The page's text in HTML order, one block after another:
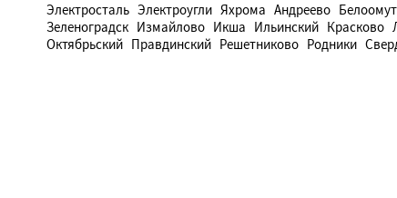
Электросталь Электроугли Яхрома Андреево Белоомут
Зеленоградск Измайлово Икша Ильинский Красково
Октябрьский Правдинский Решетниково Родники